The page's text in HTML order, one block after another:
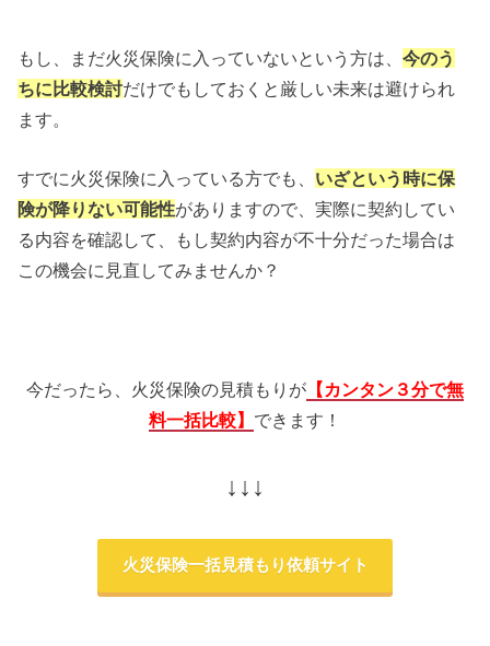
もし、まだ火災保険に入っていないという方は、今のう
ちに比較検討だけでもしておくと厳しい未来は避けられ
ます。
すでに火災保険に入っている方でも、 いざという時に保
険が降りない可能性がありますので、実際に契約してい
る内容を確認して、もし契約内容が不十分だった場合は
この機会に見直してみませんか？
今だったら、火災保険の見積もりが 【カンタン３分で無
料一括比較】 できます！
↓↓↓
火災保険一括見積もり依頼サイト